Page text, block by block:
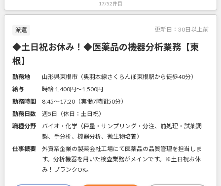
17/52件目
派遣 更新日： 30日以上前
◆土日祝お休み！◆医薬品の機器分析業務【東
根】
勤務地
山形県東根市（奥羽本線さくらんぼ東根駅から徒歩40分）
給与
時給 1,400円〜1,500円
勤務時間
8:45～17:20（実働7時間50分）
勤務日数
週5日（休日：土日祝）
職種分野
バイオ・化学（秤量・サンプリング・分注、前処理・試薬調
製、手分析、機器分析、微生物培養）
仕事概要
外資系企業の製薬会社工場にて医薬品の品質管理を担当しま
す。分析機器を用いた検査業務がメインです。※土日祝お休
み！ブランクOK。